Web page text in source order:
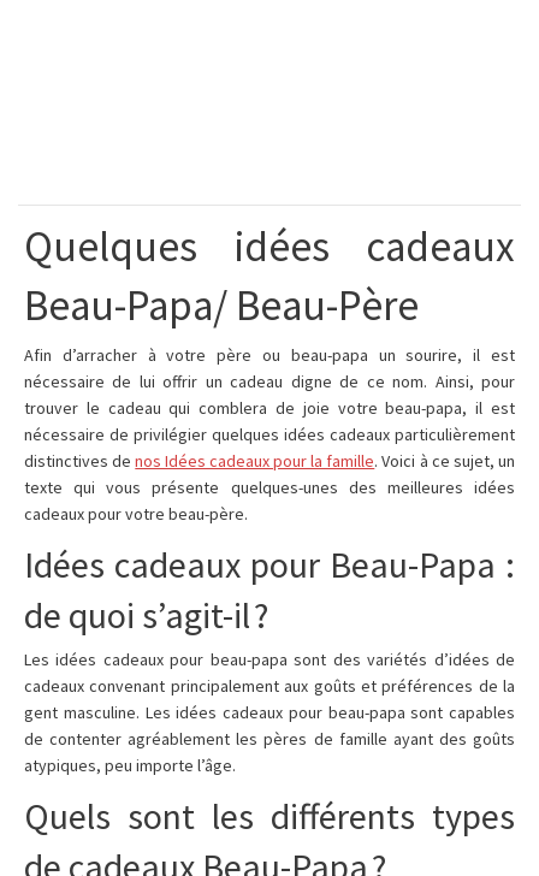
Quelques idées cadeaux
Beau-Papa/ Beau-Père
Afin d’arracher à votre père ou beau-papa un sourire, il est
nécessaire de lui offrir un cadeau digne de ce nom. Ainsi, pour
trouver le cadeau qui comblera de joie votre beau-papa, il est
nécessaire de privilégier quelques idées cadeaux particulièrement
distinctives denos Idées cadeaux pour la famille. Voici à ce sujet, un
texte qui vous présente quelques-unes des meilleures idées
cadeaux pour votre beau-père.
Idées cadeaux pour Beau-Papa :
de quoi s’agit-il ?
Les idées cadeaux pour beau-papa sont des variétés d’idées de
cadeaux convenant principalement aux goûts et préférences de la
gent masculine. Les idées cadeaux pour beau-papa sont capables
de contenter agréablement les pères de famille ayant des goûts
atypiques, peu importe l’âge.
Quels sont les différents types
de cadeaux Beau-Papa ?